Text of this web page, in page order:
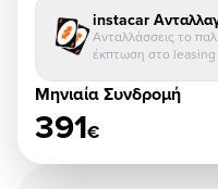
instacar
Ανταλλάσσεις το
έκπτωση στο leasing
Μηνιαία Συνδρομή
391€